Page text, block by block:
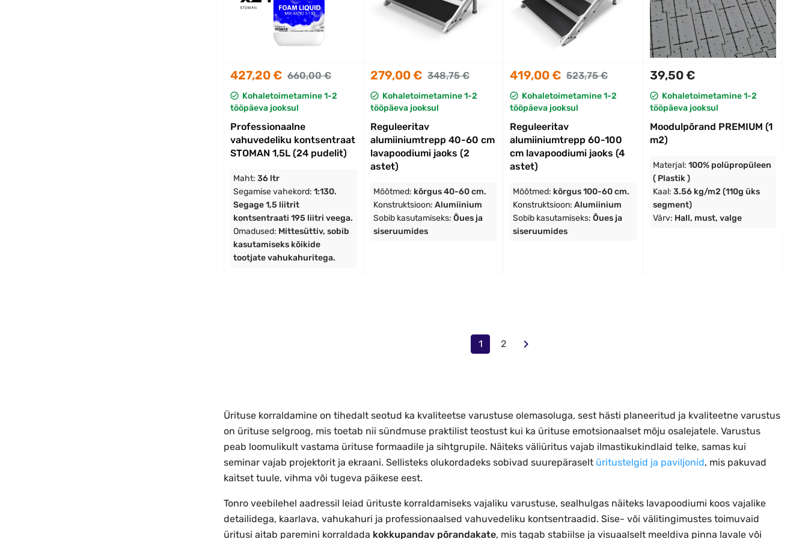
427,20 € 660,00 €
Kohaletoimetamine 1-2
tööpäeva jooksul
Professionaalne
vahuvedeliku kontsentraat
STOMAN 1,5L (24 pudelit)
Maht: 36 ltr
Segamise vahekord: 1:130.
Segage 1,5 liitrit
kontsentraati 195 liitri veega.
Omadused: Mittesüttiv, sobib
kasutamiseks kõikide
tootjate vahukahuritega.
279,00 € 348,75 €
Kohaletoimetamine 1-2
tööpäeva jooksul
Reguleeritav
alumiiniumtrepp 40-60 cm
lavapoodiumi jaoks (2
astet)
Mõõtmed: kõrgus 40-60 cm.
Konstruktsioon: Alumiinium
Sobib kasutamiseks: Õues ja
siseruumides
419,00 € 523,75 €
Kohaletoimetamine 1-2
tööpäeva jooksul
Reguleeritav
alumiiniumtrepp 60-100
cm lavapoodiumi jaoks (4
astet)
Mõõtmed: kõrgus 100-60 cm.
Konstruktsioon: Alumiinium
Sobib kasutamiseks: Õues ja
siseruumides
39,50 €
Kohaletoimetamine 1-2
tööpäeva jooksul
Moodulpõrand PREMIUM (1
m2)
Materjal: 100% polüpropüleen
( Plastik )
Kaal: 3.56 kg/m2 (110g üks
segment)
Värv: Hall, must, valge
1 2
Ürituse korraldamine on tihedalt seotud ka kvaliteetse varustuse olemasoluga, sest hästi planeeritud ja kvaliteetne varustus
on ürituse selgroog, mis toetab nii sündmuse praktilist teostust kui ka ürituse emotsionaalset mõju osalejatele. Varustus
peab loomulikult vastama ürituse formaadile ja sihtgrupile. Näiteks väliüritus vajab ilmastikukindlaid telke, samas kui
seminar vajab projektorit ja ekraani. Sellisteks olukordadeks sobivad suurepäraselt üritustelgid ja paviljonid, mis pakuvad
kaitset tuule, vihma või tugeva päikese eest.
Tonro veebilehel aadressil leiad ürituste korraldamiseks vajaliku varustuse, sealhulgas näiteks lavapoodiumi koos vajalike
detailidega, kaarlava, vahukahuri ja professionaalsed vahuvedeliku kontsentraadid. Sise- või välitingimustes toimuvaid
üritusi aitab paremini korraldada kokkupandav põrandakate, mis tagab stabiilse ja visuaalselt meeldiva pinna lavale või